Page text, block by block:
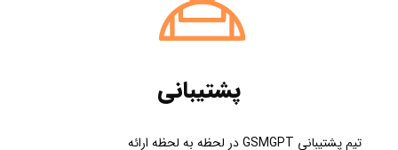
پشتیبانی
تیم پشتیبانی GSMGPT در لحظه به لحظه ارائه